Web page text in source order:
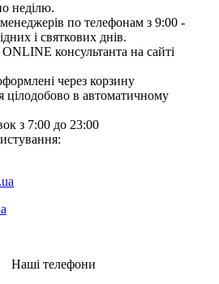
неділю.
менеджерів по телефонам з 9:00 -
і святкових днів.
ONLINE консультанта на сайті
через корзину
цілодобово в автоматичному
з 7:00 до 23:00
Наші телефони